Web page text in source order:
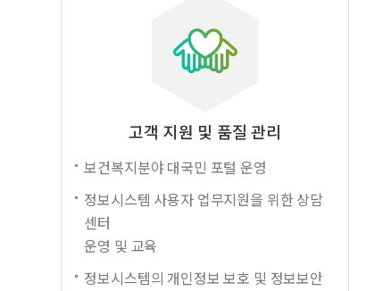
고객 지원 및 품질 관리
보건복지분야 대국민 포털 운영
정보시스템 사용자 업무지원을 위한 상담
센터
운영 및 교육
정보시스템의 개인정보 보호 및 정보보안